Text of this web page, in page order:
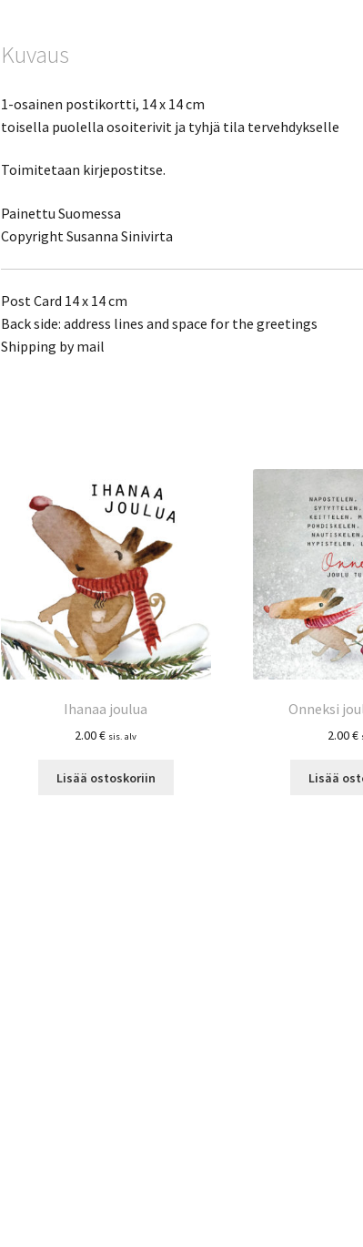
Kuvaus
1-osainen postikortti, 14 x 14 cm
toisella puolella osoiterivit ja tyhjä tila tervehdykselle
Toimitetaan kirjepostitse.
Painettu Suomessa
Copyright Susanna Sinivirta
Post Card 14 x 14 cm
Back side: address lines and space for the greetings
Shipping by mail
Ihanaa joulua
2.00€ sis. alv
Lisää ostoskoriin
Onneksi
2.00€
Lisää